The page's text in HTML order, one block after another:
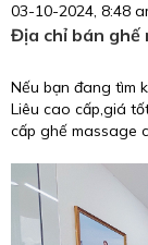
03-10-2024, 8:48
Địa chỉ bán ghế
Nếu bạn đang tìm
Liêu cao cấp,giá
cấp ghế massage